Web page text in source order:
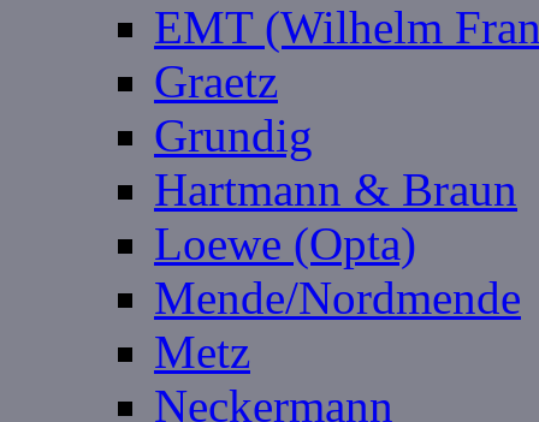
EMT (Wilhelm
Graetz
Grundig
Hartmann & Braun
Loewe (Opta)
Mende/Nordmende
Metz
Neckermann